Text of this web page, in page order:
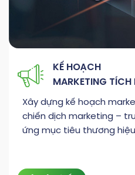
KẾ HOẠCH
MARKETING TÍCH
Xây dựng kế hoạch
chiến dịch marketing –
ứng mục tiêu thương